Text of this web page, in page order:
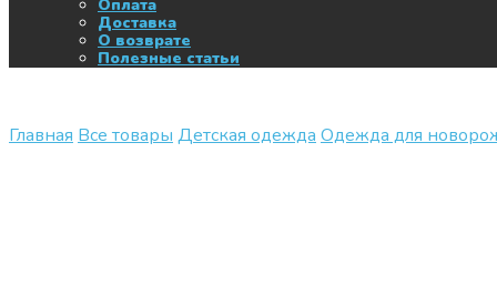
Оплата
Доставка
О возврате
Полезные статьи
Главная Все товары Детская одежда Одежда для